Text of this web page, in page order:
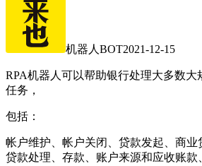
机器人BOT2021-12-15
RPA机器人可以帮助银行处理大多数大
任务，
包括：
帐户维护、帐户关闭、贷款发起、商业
贷款处理、存款、账户来源和应收账款